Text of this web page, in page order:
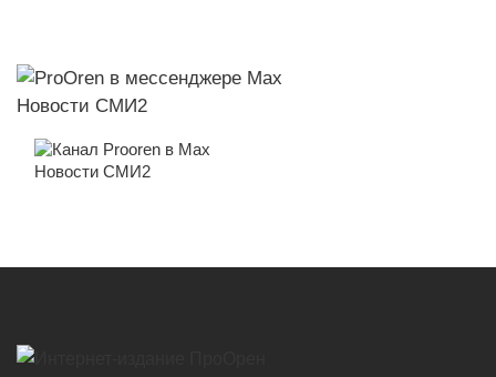
Новости СМИ2
Новости СМИ2